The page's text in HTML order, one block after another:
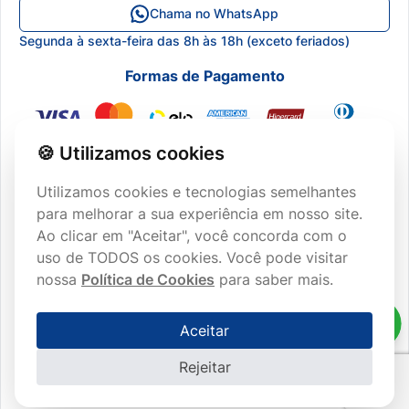
Central de Atendimento
Chama no WhatsApp
Segunda à sexta-feira das 8h às 18h (exceto feriados)
Formas de Pagamento
CERTIFICAÇÕES
2026 © Copyright REAL H - Todos os direitos reservados.
🍪 Utilizamos cookies
Utilizamos cookies e tecnologias semelhantes
para melhorar a sua experiência em nosso site.
Ao clicar em "Aceitar", você concorda com o
uso de TODOS os cookies. Você pode visitar
nossa Política de Cookies para saber mais.
Aceitar
Rejeitar